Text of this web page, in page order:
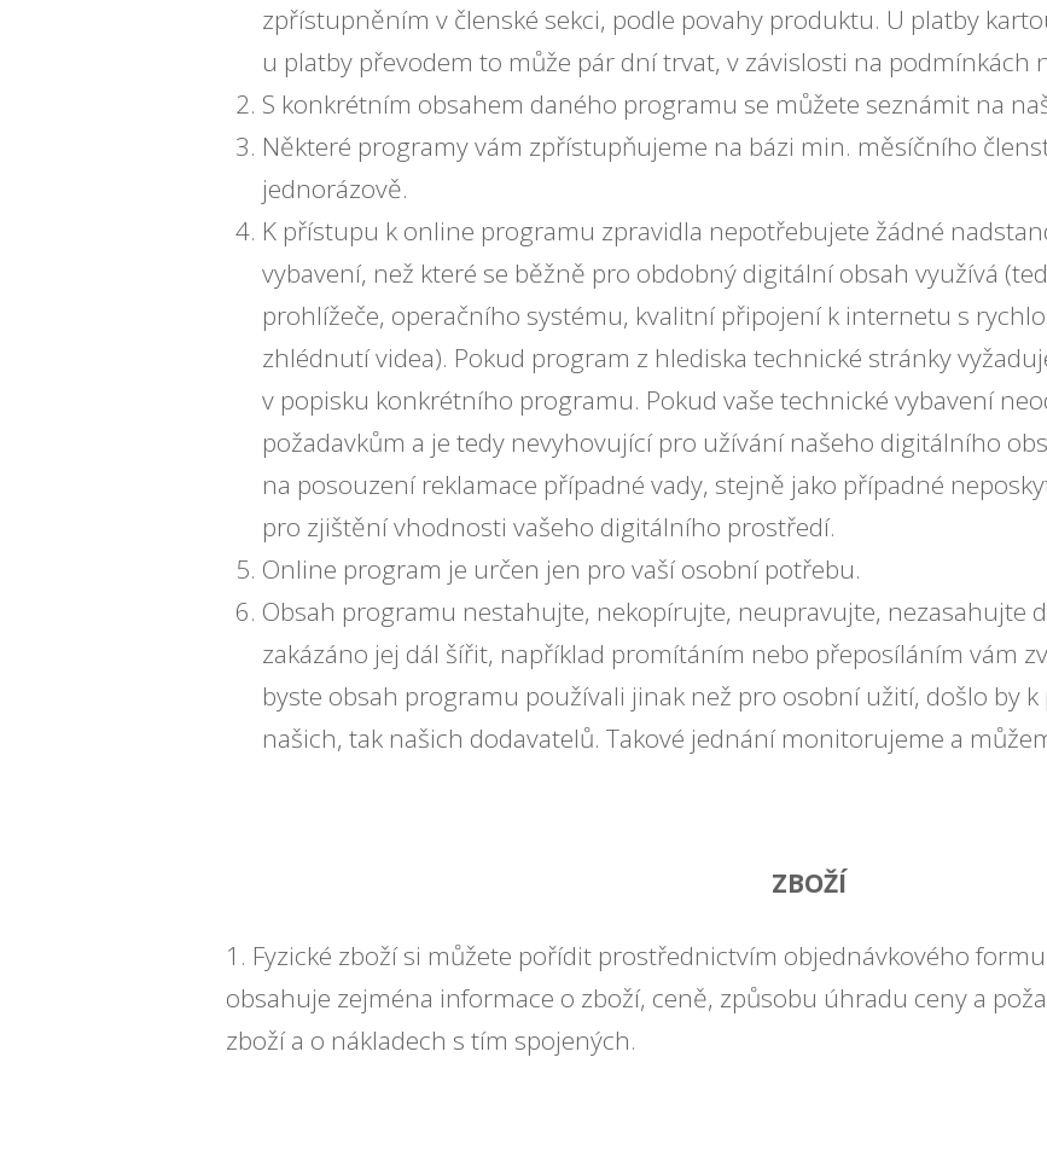
zpřístupněním v členské sekci, podle povahy produktu. U platby
u platby převodem to může pár dní trvat, v závislosti na podmínkách
S konkrétním obsahem daného programu se můžete seznámit na
Některé programy vám zpřístupňujeme na bázi min. měsíčního
jednorázově.
K přístupu k online programu zpravidla nepotřebujete žádné
vybavení, než které se běžně pro obdobný digitální obsah využívá
prohlížeče, operačního systému, kvalitní připojení k internetu s
zhlédnutí videa). Pokud program z hlediska technické stránky
v popisku konkrétního programu. Pokud vaše technické vybavení
požadavkům a je tedy nevyhovující pro užívání našeho digitálního
na posouzení reklamace případné vady, stejně jako případné
pro zjištění vhodnosti vašeho digitálního prostředí.
Online program je určen jen pro vaší osobní potřebu.
Obsah programu nestahujte, nekopírujte, neupravujte, nezasahujte
zakázáno jej dál šířit, například promítáním nebo přeposíláním vám
byste obsah programu používali jinak než pro osobní užití, došlo by
našich, tak našich dodavatelů. Takové jednání monitorujeme a
ZBOŽÍ
1. Fyzické zboží si můžete pořídit prostřednictvím objednávkového
obsahuje zejména informace o zboží, ceně, způsobu úhradu ceny a
zboží a o nákladech s tím spojených.